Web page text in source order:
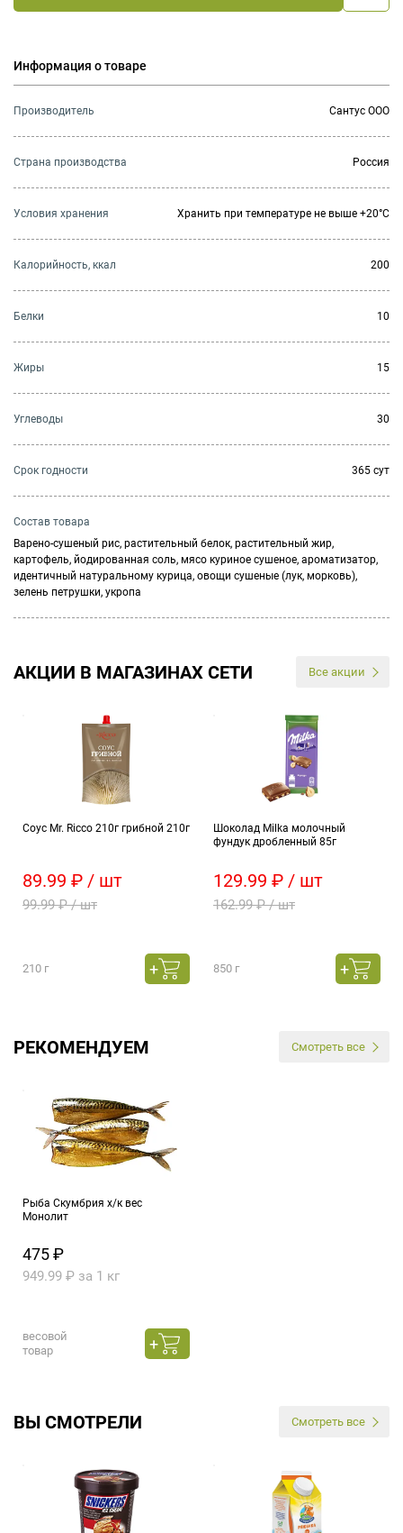
Информация о товаре
Производитель Сантус ООО
Страна производства Россия
Условия хранения Хранить при температуре не выше +20°C
Калорийность, ккал 200
Белки 10
Жиры 15
Углеводы 30
Cрок годности 365 сут
Состав товара
Варено-сушеный рис, растительный белок, растительный жир,
картофель, йодированная соль, мясо куриное сушеное, ароматизатор,
идентичный натуральному курица, овощи сушеные (лук, морковь),
зелень петрушки, укропа
АКЦИИ В МАГАЗИНАХ СЕТИ Все акции
Соус Mr. Ricco 210г грибной 210г
89.99 ₽ / шт
99.99 ₽ / шт
210 г
Шоколад Milka молочный
фундук дробленный 85г
129.99 ₽ / шт
162.99 ₽ / шт
850 г
РЕКОМЕНДУЕМ Смотреть все
Рыба Скумбрия х/к вес
Монолит
475 ₽
949.99 ₽ за 1 кг
весовой
товар
ВЫ СМОТРЕЛИ Смотреть все